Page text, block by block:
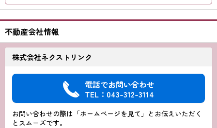
不動産会社情報
株式会社ネクストリンク
電話でお問い合わせ
TEL：043-312-3114
お問い合わせの際は「ホームページを見て」とお伝えいただく
とスムーズです。